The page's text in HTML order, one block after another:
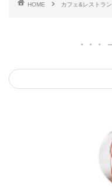
HOME カフェ&レストラン